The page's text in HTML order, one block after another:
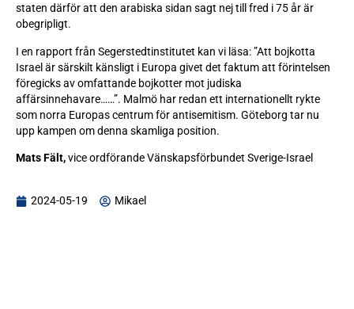
staten därför att den arabiska sidan sagt nej till fred i 75 år är
obegripligt.
I en rapport från Segerstedtinstitutet kan vi läsa: ”Att bojkotta
Israel är särskilt känsligt i Europa givet det faktum att förintelsen
föregicks av omfattande bojkotter mot judiska
affärsinnehavare……”. Malmö har redan ett internationellt rykte
som norra Europas centrum för antisemitism. Göteborg tar nu
upp kampen om denna skamliga position.
Mats Fält,vice ordförande Vänskapsförbundet Sverige-Israel
2024-05-19 Mikael